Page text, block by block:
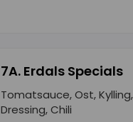
7A. Erdals Specials
Tomatsauce, Ost,
Dressing, Chili